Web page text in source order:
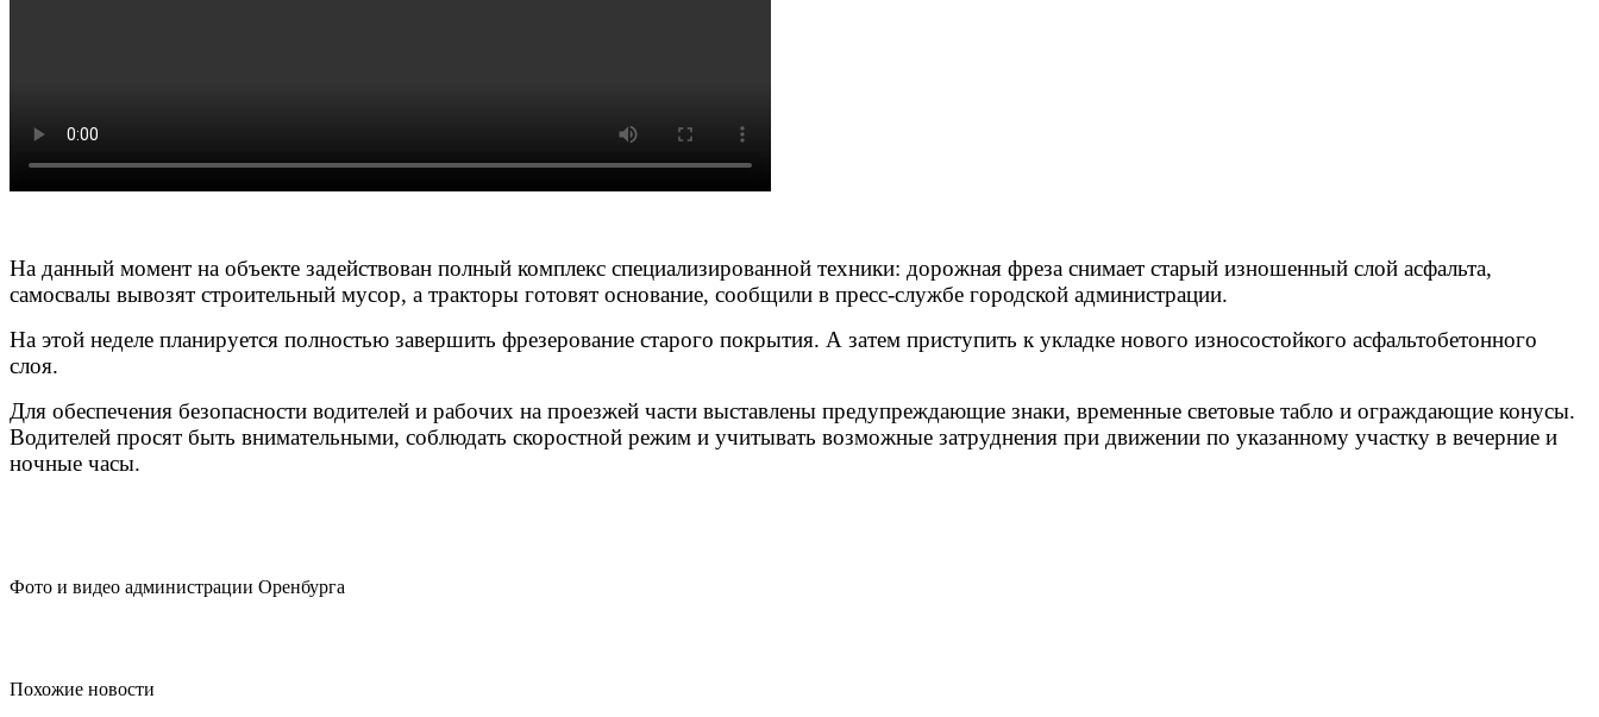
На данный момент на объекте задействован полный комплекс специализированной техники: дорожная фреза снимает старый изношенный слой асфальта,
самосвалы вывозят строительный мусор, а тракторы готовят основание, сообщили в пресс-службе городской администрации.
На этой неделе планируется полностью завершить фрезерование старого покрытия. А затем приступить к укладке нового износостойкого асфальтобетонного
слоя.
Для обеспечения безопасности водителей и рабочих на проезжей части выставлены предупреждающие знаки, временные световые табло и ограждающие конусы.
Водителей просят быть внимательными, соблюдать скоростной режим и учитывать возможные затруднения при движении по указанному участку в вечерние и
ночные часы.
Фото и видео администрации Оренбурга
Похожие новости